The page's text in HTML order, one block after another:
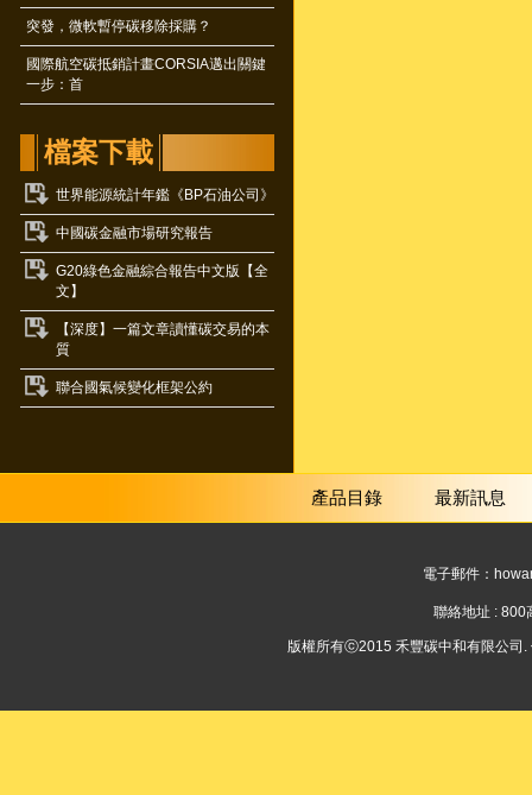
突發，微軟暫停碳移除採購？
國際航空碳抵銷計畫CORSIA邁出關鍵
一步：首
檔案下載
世界能源統計年鑑《BP石油公司》
中國碳金融市場研究報告
G20綠色金融綜合報告中文版【全
文】
【深度】一篇文章讀懂碳交易的本
質
聯合國氣候變化框架公約
產品目錄 最新訊息
電子郵件：
聯絡地址 : 800
版權所有ⓒ2015 禾豐碳中和有限公司